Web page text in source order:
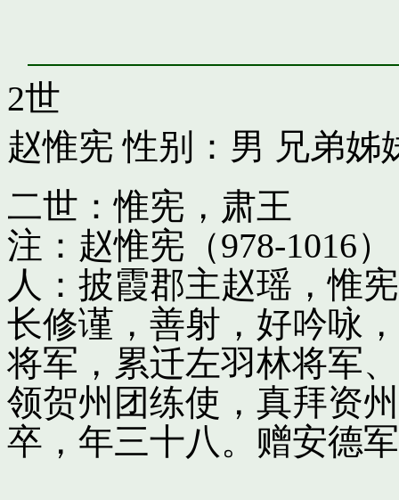
2世
赵惟宪 性别：男 兄弟姊
二世：惟宪，肃王
注：赵惟宪（978-1016
人：披霞郡主赵瑶，惟
长修谨，善射，好吟咏
将军，累迁左羽林将军
领贺州团练使，真拜资
卒，年三十八。赠安德